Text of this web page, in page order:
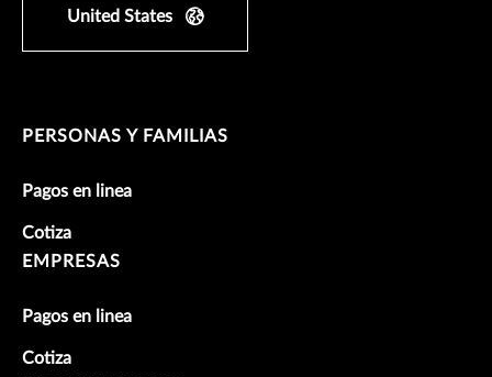
United States
PERSONAS Y FAMILIAS
Pagos en linea
Cotiza
EMPRESAS
Pagos en linea
Cotiza